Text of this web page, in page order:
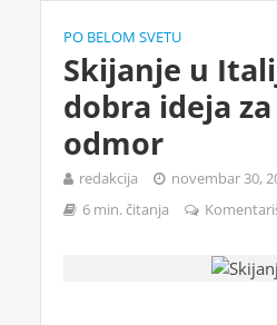
PO BELOM SVETU
Skijanje u
dobra ideja
odmor
redakcija novembar 30,
6 min. čitanja